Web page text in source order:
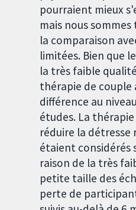
pourraient mieux
mais nous
la comparaison
limitées. Bien que
la très faible
thérapie de couple
différence au
études. La
réduire la détresse
étaient considérés
raison de la très
petite taille des
perte de